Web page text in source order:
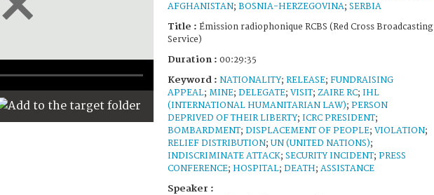
AFGHANISTAN; BOSNIA-HERZEGOVINA; SERBIA
Title : Émission radiophonique RCBS (Red Cross Broadcasting
Service)
Duration : 00:29:35
Keyword : NATIONALITY; RELEASE; FUNDRAISING
APPEAL; MINE; DELEGATE; VISIT; ZAIRE RC; IHL
(INTERNATIONAL HUMANITARIAN LAW); PERSON
DEPRIVED OF THEIR LIBERTY; ICRC PRESIDENT;
BOMBARDMENT; DISPLACEMENT OF PEOPLE; VIOLATION;
RELIEF DISTRIBUTION; UN (UNITED NATIONS);
INDISCRIMINATE ATTACK; SECURITY INCIDENT; PRESS
CONFERENCE; HOSPITAL; DEATH; ASSISTANCE
Speaker :